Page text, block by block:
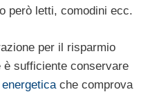
però letti, comodini ecc.
per il risparmio
sufficiente conservare
che comprova